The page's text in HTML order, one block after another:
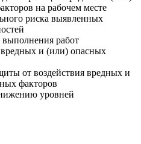
на рабочем месте
риска выявленных
работ
и (или) опасных
от воздействия вредных и
факторов
уровней